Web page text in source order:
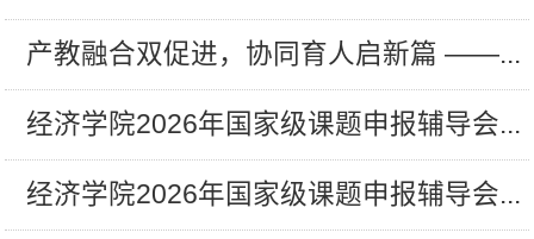
产教融合双促进，协同育人启新篇 ——...
经济学院2026年国家级课题申报辅导会...
经济学院2026年国家级课题申报辅导会...